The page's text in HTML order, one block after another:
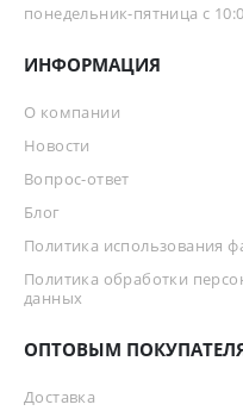
понедельник-пятница с
ИНФОРМАЦИЯ
О компании
Новости
Вопрос-ответ
Блог
Политика использования
Политика обработки
данных
ОПТОВЫМ
Доставка